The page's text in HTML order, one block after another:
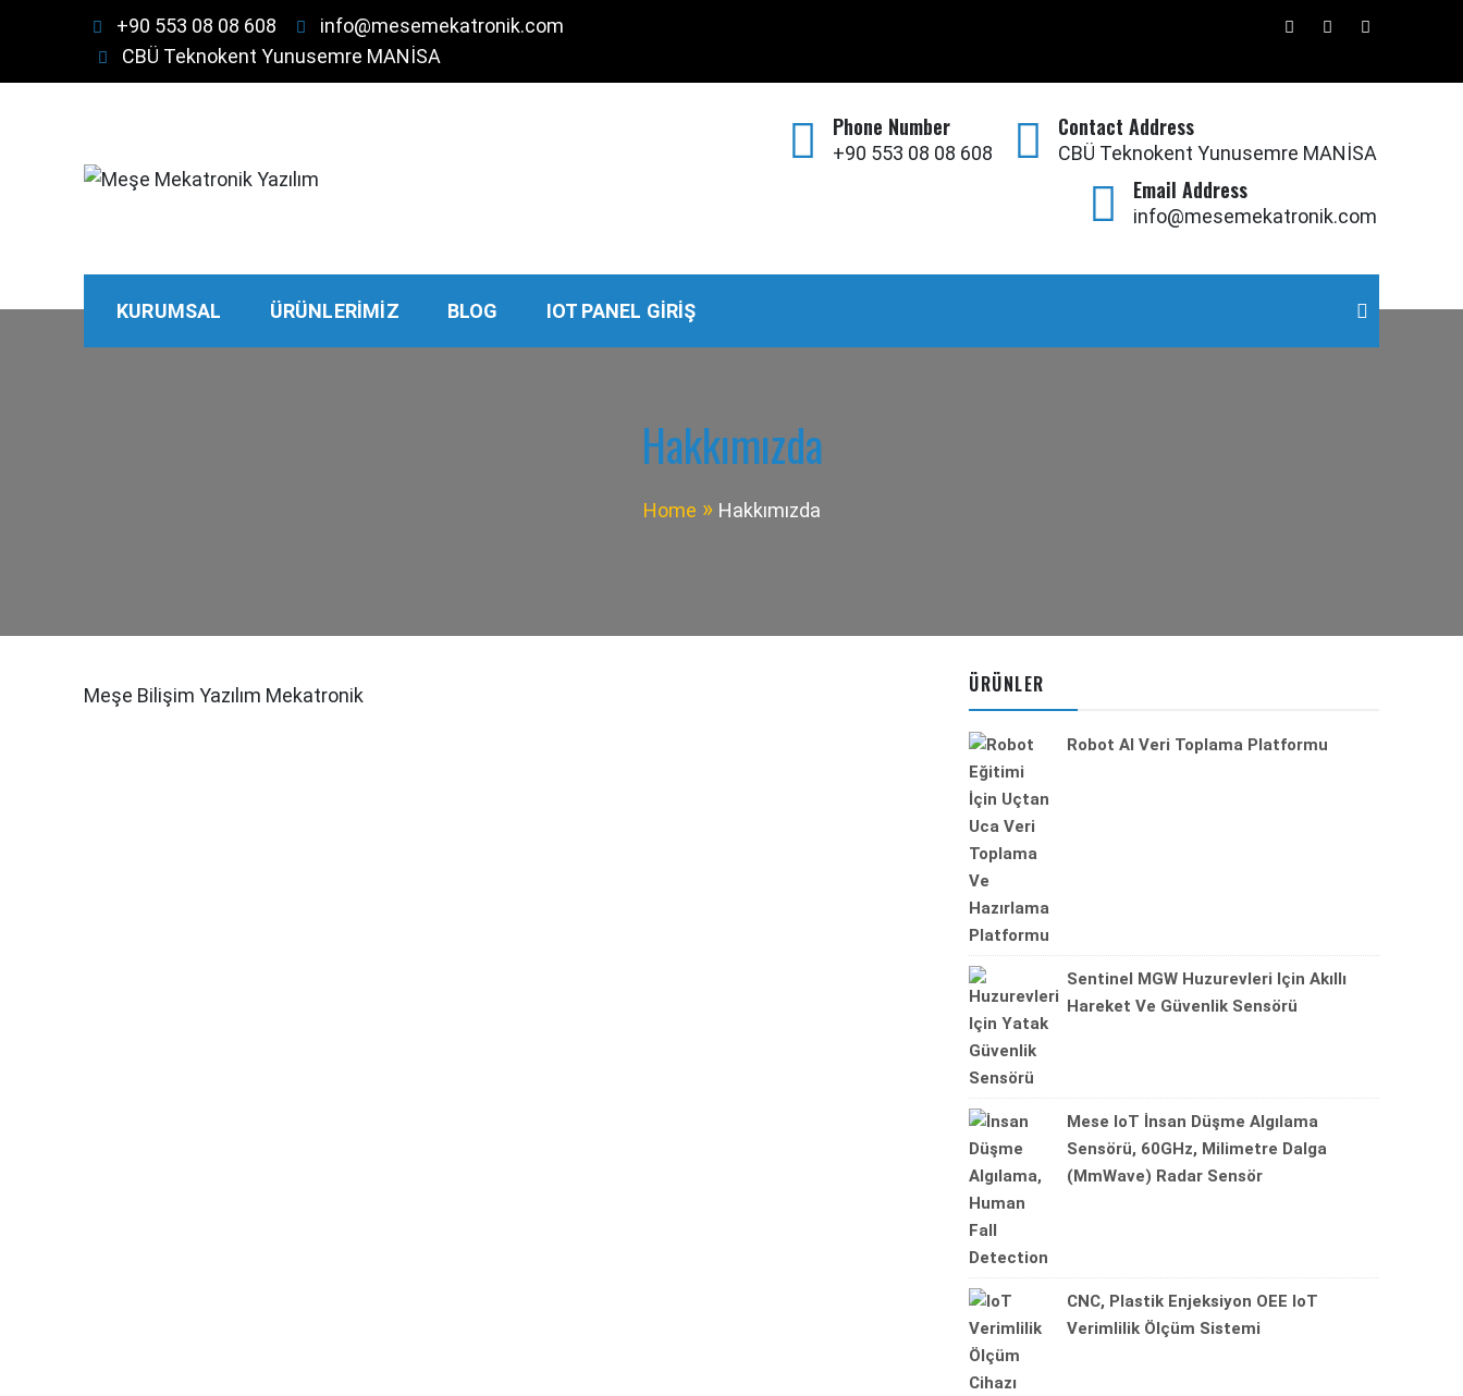
+90 553 08 08 608
info@mesemekatronik.com
CBÜ Teknokent Yunusemre MANİSA
Phone Number
+90 553 08 08 608
Contact Address
CBÜ Teknokent Yunusemre MANİSA
Email Address
info@mesemekatronik.com
KURUMSAL ÜRÜNLERIMIZ BLOG IOT PANEL GIRIŞ
Hakkımızda
Home Hakkımızda
Meşe Bilişim Yazılım Mekatronik ÜRÜNLER
Robot AI Veri Toplama Platformu
Sentinel MGW Huzurevleri Için Akıllı
Hareket Ve Güvenlik Sensörü
Mese IoT İnsan Düşme Algılama
Sensörü, 60GHz, Milimetre Dalga
(mmWave) Radar Sensör
CNC, Plastik Enjeksiyon OEE IoT
Verimlilik Ölçüm Sistemi